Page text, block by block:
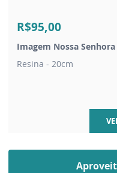
R$95,00
Imagem Nossa Senhora
Resina - 20cm